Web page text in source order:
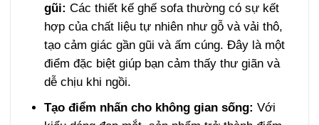
gũi: Các thiết kế ghế sofa thường có sự kết
hợp của chất liệu tự nhiên như gỗ và vải thô,
tạo cảm giác gần gũi và ấm cúng. Đây là một
điểm đặc biệt giúp bạn cảm thấy thư giãn và
dễ chịu khi ngồi.
Tạo điểm nhấn cho không gian sống: Với